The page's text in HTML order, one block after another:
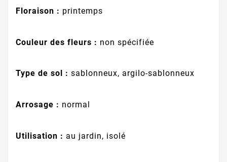
Floraison : printemps
Couleur des fleurs : non spécifiée
Type de sol : sablonneux, argilo-sablonneux
Arrosage : normal
Utilisation : au jardin, isolé